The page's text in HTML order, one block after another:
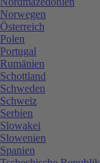
Norwegen
Österreich
Polen
Portugal
Rumänien
Schottland
Schweden
Schweiz
Serbien
Slowakei
Slowenien
Spanien